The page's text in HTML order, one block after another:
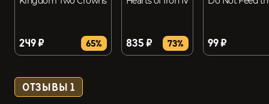
249 ₽ 65% 835 ₽ 73% 99 ₽
ОТЗЫВЫ1